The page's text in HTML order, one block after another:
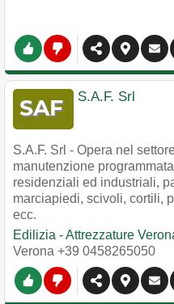
S.A.F. Srl
S.A.F. Srl - Opera nel
manutenzione
residenziali ed industriali,
marciapiedi, scivoli, cortili,
ecc.
Edilizia - Attrezzature
Verona +39 0458265050